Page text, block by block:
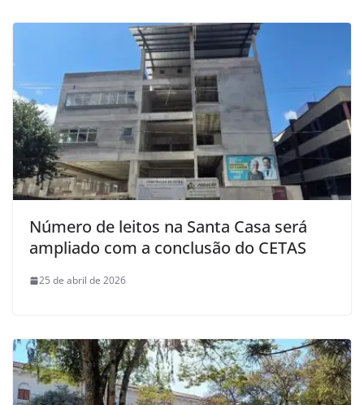
Número de leitos na Santa Casa será
ampliado com a conclusão do CETAS
25 de abril de 2026